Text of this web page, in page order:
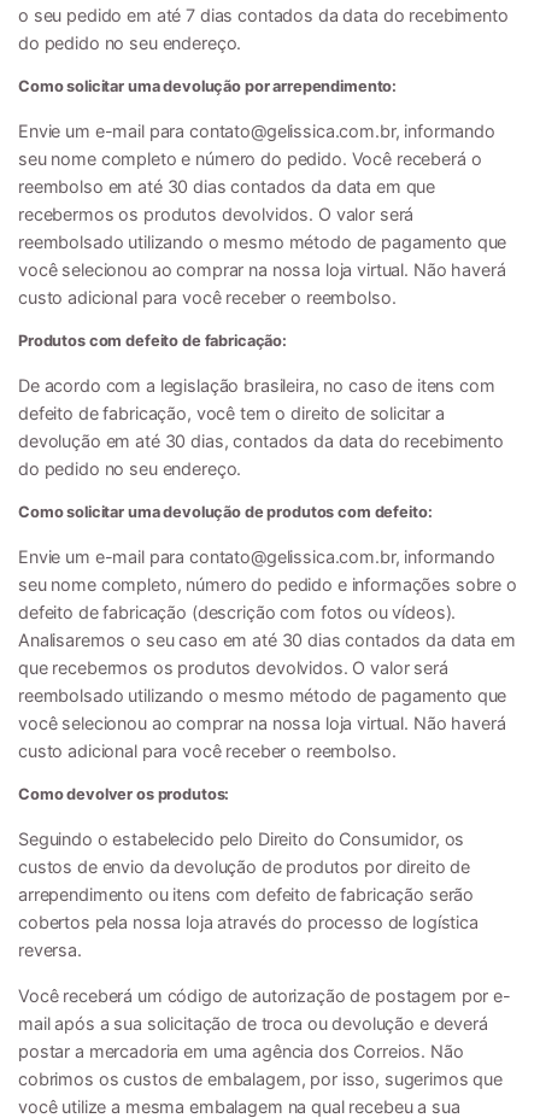
o seu pedido em até 7 dias contados da data do recebimento
do pedido no seu endereço.
Como solicitar uma devolução por arrependimento:
Envie um e-mail para contato@gelissica.com.br, informando
seu nome completo e número do pedido. Você receberá o
reembolso em até 30 dias contados da data em que
recebermos os produtos devolvidos. O valor será
reembolsado utilizando o mesmo método de pagamento que
você selecionou ao comprar na nossa loja virtual. Não haverá
custo adicional para você receber o reembolso.
Produtos com defeito de fabricação:
De acordo com a legislação brasileira, no caso de itens com
defeito de fabricação, você tem o direito de solicitar a
devolução em até 30 dias, contados da data do recebimento
do pedido no seu endereço.
Como solicitar uma devolução de produtos com defeito:
Envie um e-mail para contato@gelissica.com.br, informando
seu nome completo, número do pedido e informações sobre o
defeito de fabricação (descrição com fotos ou vídeos).
Analisaremos o seu caso em até 30 dias contados da data em
que recebermos os produtos devolvidos. O valor será
reembolsado utilizando o mesmo método de pagamento que
você selecionou ao comprar na nossa loja virtual. Não haverá
custo adicional para você receber o reembolso.
Como devolver os produtos:
Seguindo o estabelecido pelo Direito do Consumidor, os
custos de envio da devolução de produtos por direito de
arrependimento ou itens com defeito de fabricação serão
cobertos pela nossa loja através do processo de logística
reversa.
Você receberá um código de autorização de postagem por e-
mail após a sua solicitação de troca ou devolução e deverá
postar a mercadoria em uma agência dos Correios. Não
cobrimos os custos de embalagem, por isso, sugerimos que
você utilize a mesma embalagem na qual recebeu a sua